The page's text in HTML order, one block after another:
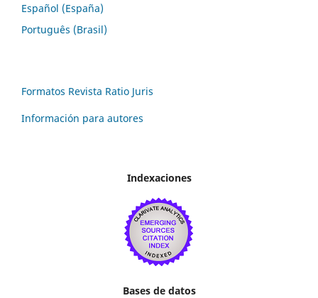
Español (España)
Português (Brasil)
Formatos Revista Ratio Juris
Información para autores
Indexaciones
Bases de datos